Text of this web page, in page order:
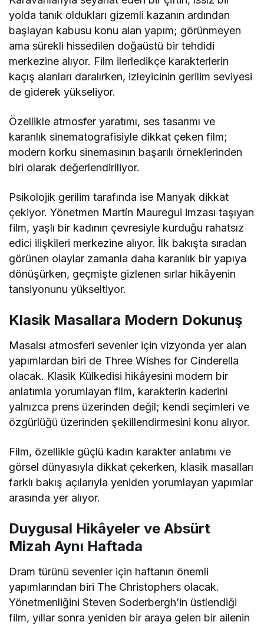
yolda tanık oldukları gizemli kazanın ardından
başlayan kabusu konu alan yapım; görünmeyen
ama sürekli hissedilen doğaüstü bir tehdidi
merkezine alıyor. Film ilerledikçe karakterlerin
kaçış alanları daralırken, izleyicinin gerilim seviyesi
de giderek yükseliyor.
Özellikle atmosfer yaratımı, ses tasarımı ve
karanlık sinematografisiyle dikkat çeken film;
modern korku sinemasının başarılı örneklerinden
biri olarak değerlendiriliyor.
Psikolojik gerilim tarafında ise Manyak dikkat
çekiyor. Yönetmen Martín Mauregui imzası taşıyan
film, yaşlı bir kadının çevresiyle kurduğu rahatsız
edici ilişkileri merkezine alıyor. İlk bakışta sıradan
görünen olaylar zamanla daha karanlık bir yapıya
dönüşürken, geçmişte gizlenen sırlar hikâyenin
tansiyonunu yükseltiyor.
Klasik Masallara Modern Dokunuş
Masalsı atmosferi sevenler için vizyonda yer alan
yapımlardan biri de Three Wishes for Cinderella
olacak. Klasik Külkedisi hikâyesini modern bir
anlatımla yorumlayan film, karakterin kaderini
yalnızca prens üzerinden değil; kendi seçimleri ve
özgürlüğü üzerinden şekillendirmesini konu alıyor.
Film, özellikle güçlü kadın karakter anlatımı ve
görsel dünyasıyla dikkat çekerken, klasik masalları
farklı bakış açılarıyla yeniden yorumlayan yapımlar
arasında yer alıyor.
Duygusal Hikâyeler ve Absürt
Mizah Aynı Haftada
Dram türünü sevenler için haftanın önemli
yapımlarından biri The Christophers olacak.
YönetmenliğiniSteven Soderbergh’in üstlendiği
film, yıllar sonra yeniden bir araya gelen bir ailenin